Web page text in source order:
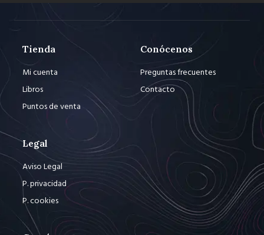
Tienda
Mi cuenta
Libros
Puntos de venta
Conócenos
Preguntas frecuentes
Contacto
Legal
Aviso Legal
P. privacidad
P. cookies